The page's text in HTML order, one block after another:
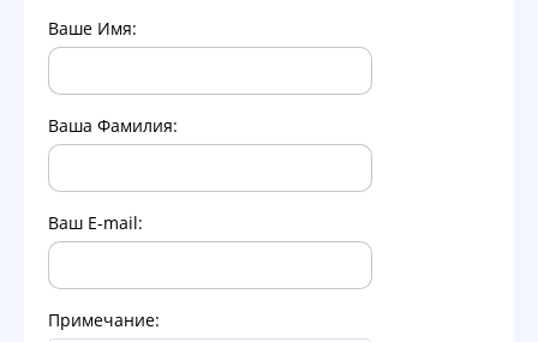
Ваше Имя:
Ваша Фамилия:
Ваш E-mail:
Примечание: